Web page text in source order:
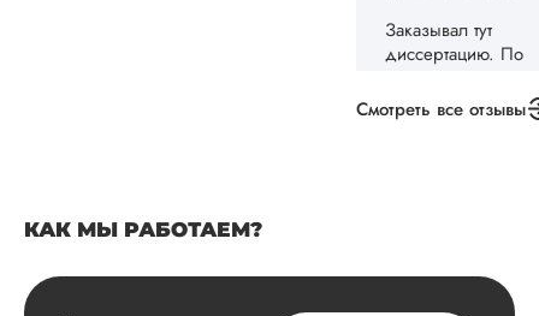
внушительно, но
выхода не
самостоятельно.
выполнена в...
Смотреть все отзывы
КАК МЫ РАБОТАЕМ?